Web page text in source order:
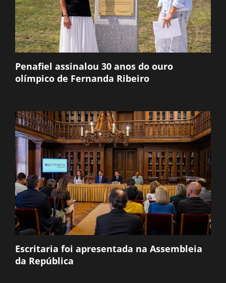
Penafiel assinalou 30 anos do ouro
olímpico de Fernanda Ribeiro
Escritaria foi apresentada na Assembleia
da República